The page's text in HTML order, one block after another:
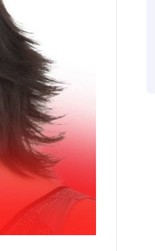
de los oídos, parece servir de
no sólo al alma sino también